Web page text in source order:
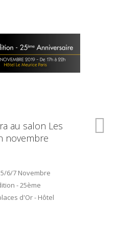
au salon Les
novembre
6/7 Novembre
- 25ème
d'Or - Hôtel